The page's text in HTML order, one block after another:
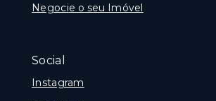
Negocie o seu Imóvel
Social
Instagram